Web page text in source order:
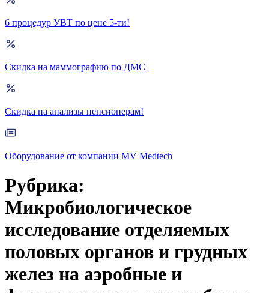
6 процедур УВТ по цене 5-ти!
Скидка на маммографию по ДМС
Скидка на анализы пенсионерам!
Оборудование от компании MV Medtech
Рубрика:
Микробиологическое
исследование отделяемых
половых органов и грудных
желез на аэробные и